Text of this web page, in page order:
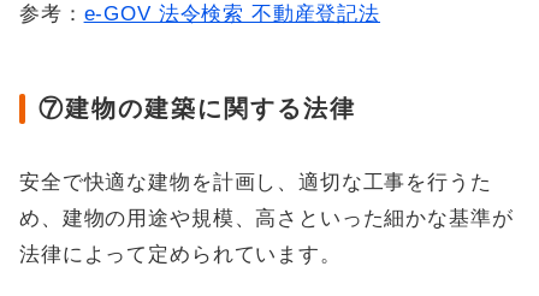
参考： e-GOV 法令検索 不動産登記法
⑦建物の建築に関する法律
安全で快適な建物を計画し、適切な工事を行うた
め、建物の用途や規模、高さといった細かな基準が
法律によって定められています。